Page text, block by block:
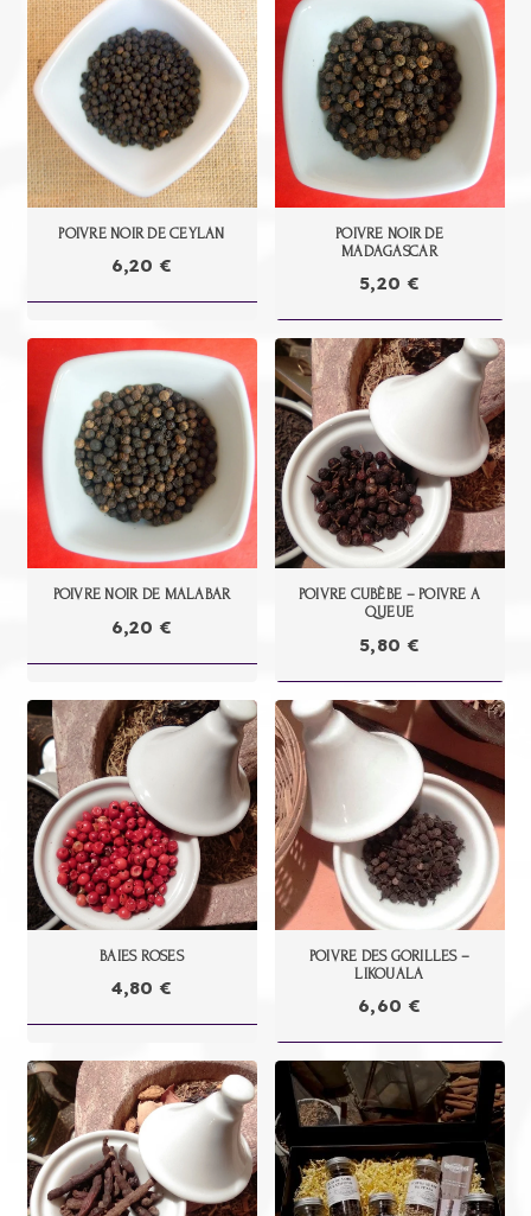
POIVRE NOIR DE CEYLAN
6,20€
POIVRE NOIR DE
MADAGASCAR
5,20 €
POIVRE NOIR DE MALABAR
6,20€
POIVRE CUBÈBE – POIVRE A
QUEUE
5,80 €
BAIES ROSES
4,80€
POIVRE DES GORILLES –
LIKOUALA
6,60 €